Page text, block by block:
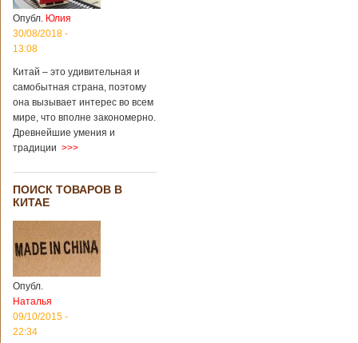
Опубл. Юлия
30/08/2018 -
13:08
Китай – это удивительная и
самобытная страна, поэтому
она вызывает интерес во всем
мире, что вполне закономерно.
Древнейшие умения и
традиции >>>
ПОИСК ТОВАРОВ В
КИТАЕ
Опубл.
Наталья
09/10/2015 -
22:34